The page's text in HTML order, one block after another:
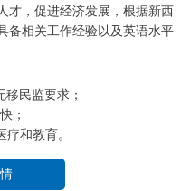
才，促进经济发展，根据新西
备相关工作经验以及英语水平
民监要求；
；
和教育。